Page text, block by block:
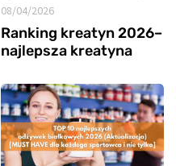
08/04/2026
Ranking kreatyn 2026–
najlepsza kreatyna